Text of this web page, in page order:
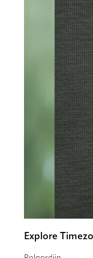
Explore